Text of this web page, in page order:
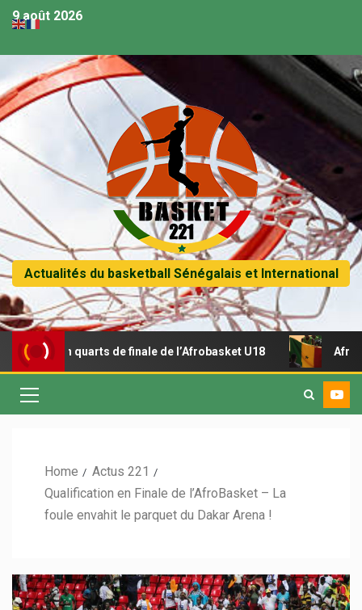
9 août 2026
Actualités du basketball Sénégalais et International
quarts de finale de l’Afrobasket U18 Afrobasket
Home
Actus 221
Qualification en Finale de l’AfroBasket – La
foule envahit le parquet du Dakar Arena !